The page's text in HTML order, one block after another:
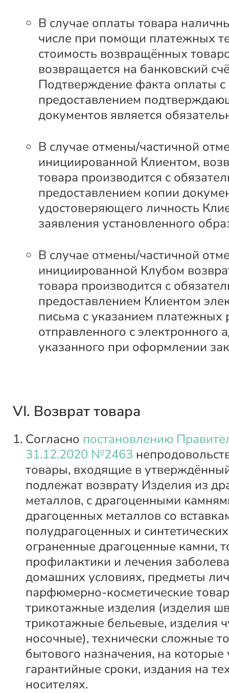
В случае оплаты товара
числе при помощи платежных
стоимость возвращённых
возвращается на банковский
Подтверждение факта оплаты с
предоставлением
документов является
В случае отмены/частичной
инициированной Клиентом,
товара производится с
предоставлением копии
удостоверяющего личность
заявления установленного
В случае отмены/частичной
инициированной Клубом
товара производится с
предоставлением Клиентом
письма с указанием платежных
отправленного с электронного
указанного при оформлении
VI. Возврат товара
Согласно постановлению
31.12.2020 №2463
товары, входящие в
подлежат возврату Изделия из
металлов, с драгоценными
драгоценных металлов со
полудрагоценных и
ограненные драгоценные камни,
профилактики и лечения
домашних условиях, предметы
парфюмерно-косметические
трикотажные изделия (изделия
трикотажные бельевые, изделия
носочные), технически сложные
бытового назначения, на которые
гарантийные сроки, издания на
носителях.